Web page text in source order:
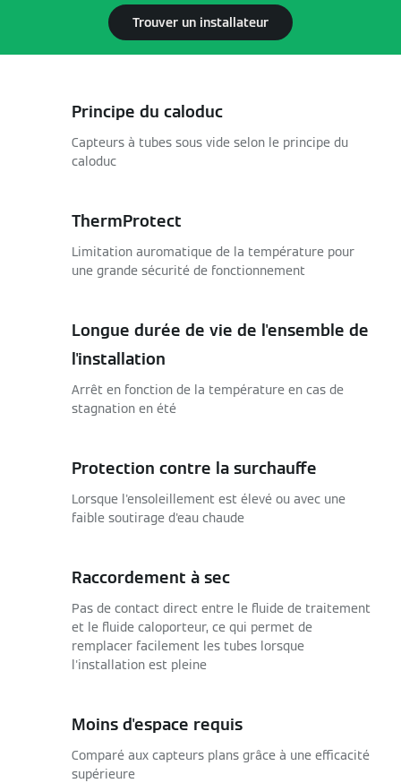
Trouver un installateur
Principe du caloduc
Capteurs à tubes sous vide selon le principe du
caloduc
ThermProtect
Limitation auromatique de la température pour
une grande sécurité de fonctionnement
Longue durée de vie de l'ensemble de
l'installation
Arrêt en fonction de la température en cas de
stagnation en été
Protection contre la surchauffe
Lorsque l'ensoleillement est élevé ou avec une
faible soutirage d'eau chaude
Raccordement à sec
Pas de contact direct entre le fluide de traitement
et le fluide caloporteur, ce qui permet de
remplacer facilement les tubes lorsque
l'installation est pleine
Moins d'espace requis
Comparé aux capteurs plans grâce à une efficacité
supérieure